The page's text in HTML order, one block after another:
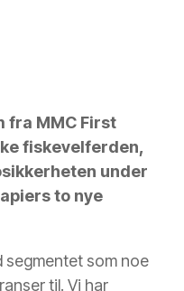
fra MMC First
fiskevelferden,
under
to nye
segmentet som noe
til. Vi har